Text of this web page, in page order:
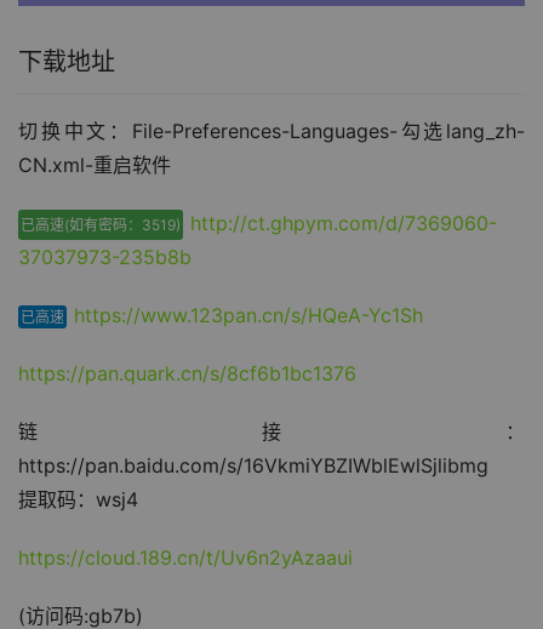
下载地址
切换中文：File-Preferences-Languages-勾选lang_zh-
CN.xml-重启软件
已高速(如有密码：3519)
http://ct.ghpym.com/d/7369060-
37037973-235b8b
已高速 https://www.123pan.cn/s/HQeA-Yc1Sh
https://pan.quark.cn/s/8cf6b1bc1376
链接：
https://pan.baidu.com/s/16VkmiYBZIWblEwlSjlibmg
提取码：wsj4
https://cloud.189.cn/t/Uv6n2yAzaaui
(访问码:gb7b)